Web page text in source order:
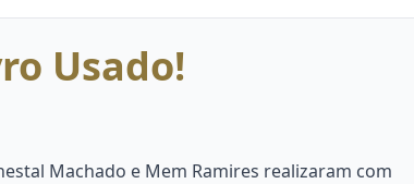
Usado!
Machado e Mem Ramires realizaram com